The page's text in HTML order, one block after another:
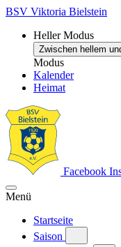
BSV Viktoria Bielstein
Heller Modus
Zwischen hellem
Modus
Kalender
Heimat
Facebook
Menü
Startseite
Saison